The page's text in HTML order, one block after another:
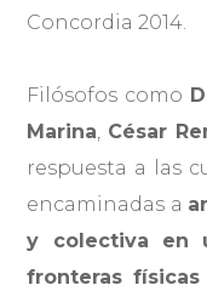
Concordia 2014.
Filósofos como
Marina, César
respuesta a las
encaminadas a
y colectiva en
fronteras